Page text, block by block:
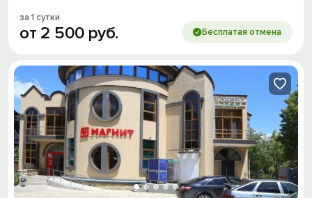
за 1 сутки
от 2 500 руб. Бесплатая отмена